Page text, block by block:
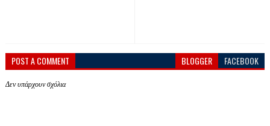
POST A COMMENT BLOGGER FACEBOOK
Δεν υπάρχουν σχόλια